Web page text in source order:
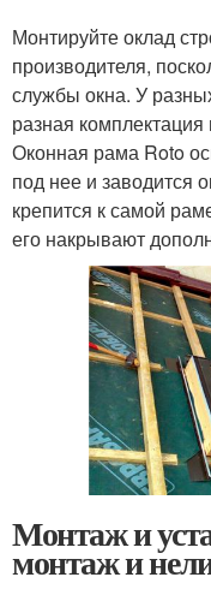
Монтируйте оклад
производителя,
службы окна. У
разная
Оконная рама Roto
под нее и заводится
крепится к самой
его накрывают
Монтаж и
монтаж и